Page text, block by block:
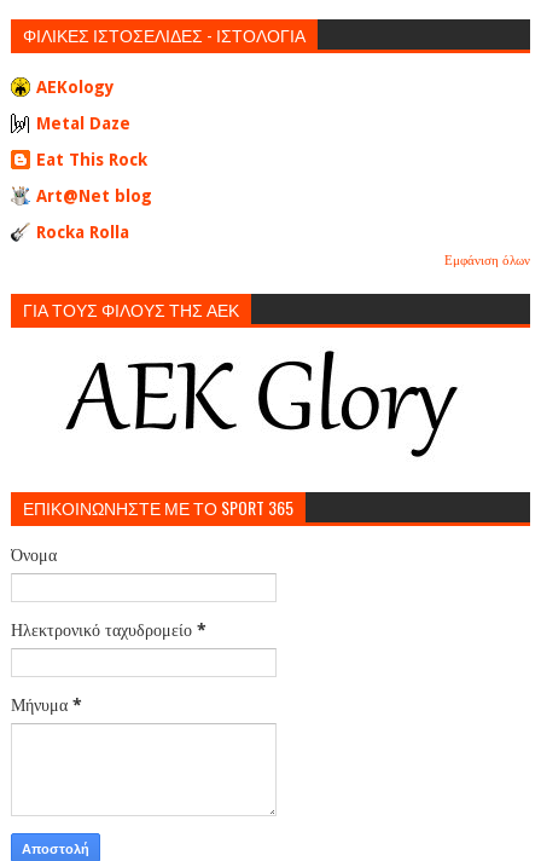
ΦΙΛΙΚΕΣ ΙΣΤΟΣΕΛΙΔΕΣ - ΙΣΤΟΛΟΓΙΑ
AEKology
Metal Daze
Eat This Rock
Art@Net blog
Rocka Rolla
Εμφάνιση όλων
ΓΙΑ ΤΟΥΣ ΦΙΛΟΥΣ ΤΗΣ ΑΕΚ
ΕΠΙΚΟΙΝΩΝΗΣΤΕ ΜΕ ΤΟ SPORT 365
Όνομα
Ηλεκτρονικό ταχυδρομείο *
Μήνυμα *